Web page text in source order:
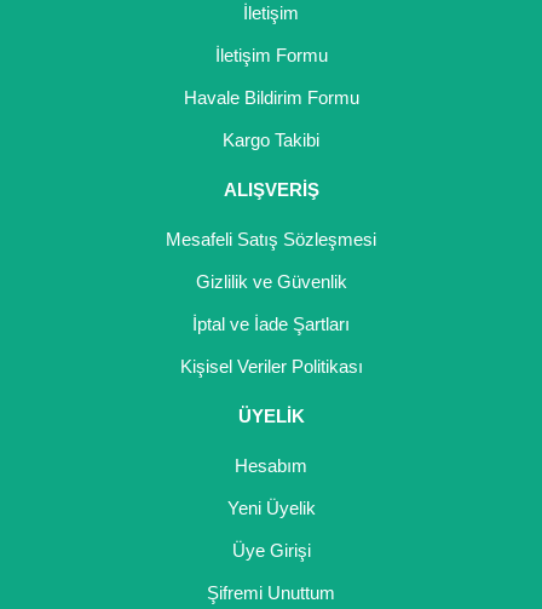
İletişim
İletişim Formu
Havale Bildirim Formu
Kargo Takibi
ALIŞVERİŞ
Mesafeli Satış Sözleşmesi
Gizlilik ve Güvenlik
İptal ve İade Şartları
Kişisel Veriler Politikası
ÜYELİK
Hesabım
Yeni Üyelik
Üye Girişi
Şifremi Unuttum